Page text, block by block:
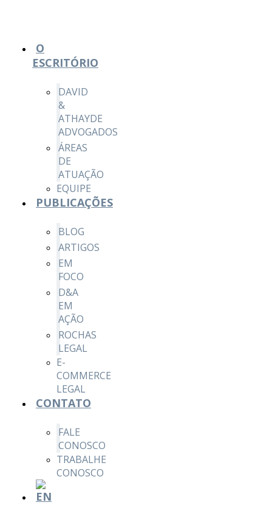
O
ESCRITÓRIO
DAVID
&
ATHAYDE
ADVOGADOS
ÁREAS
DE
ATUAÇÃO
EQUIPE
PUBLICAÇÕES
BLOG
ARTIGOS
EM
FOCO
D&A
EM
AÇÃO
ROCHAS
LEGAL
E-
COMMERCE
LEGAL
CONTATO
FALE
CONOSCO
TRABALHE
CONOSCO